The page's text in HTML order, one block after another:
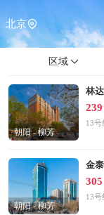
北京
区域
朝阳 - 柳芳
林
13号
朝阳 - 柳芳
金
13